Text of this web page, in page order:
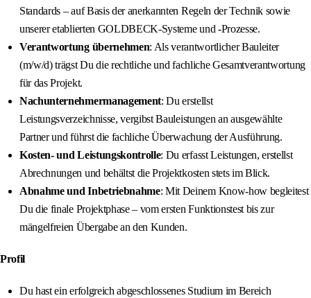
Standards – auf Basis der anerkannten Regeln der Technik sowie
unserer etablierten GOLDBECK-Systeme und -Prozesse.
Verantwortung übernehmen: Als verantwortlicher Bauleiter
(m/w/d) trägst Du die rechtliche und fachliche Gesamtverantwortung
für das Projekt.
Nachunternehmermanagement: Du erstellst
Leistungsverzeichnisse, vergibst Bauleistungen an ausgewählte
Partner und führst die fachliche Überwachung der Ausführung.
Kosten- und Leistungskontrolle: Du erfasst Leistungen, erstellst
Abrechnungen und behältst die Projektkosten stets im Blick.
Abnahme und Inbetriebnahme: Mit Deinem Know-how begleitest
Du die finale Projektphase – vom ersten Funktionstest bis zur
mängelfreien Übergabe an den Kunden.
Profil
Du hast ein erfolgreich abgeschlossenes Studium im Bereich